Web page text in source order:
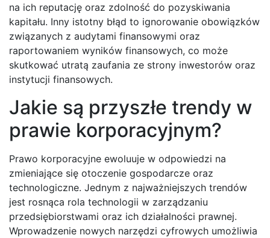
na ich reputację oraz zdolność do pozyskiwania
kapitału. Inny istotny błąd to ignorowanie obowiązków
związanych z audytami finansowymi oraz
raportowaniem wyników finansowych, co może
skutkować utratą zaufania ze strony inwestorów oraz
instytucji finansowych.
Jakie są przyszłe trendy w
prawie korporacyjnym?
Prawo korporacyjne ewoluuje w odpowiedzi na
zmieniające się otoczenie gospodarcze oraz
technologiczne. Jednym z najważniejszych trendów
jest rosnąca rola technologii w zarządzaniu
przedsiębiorstwami oraz ich działalności prawnej.
Wprowadzenie nowych narzędzi cyfrowych umożliwia